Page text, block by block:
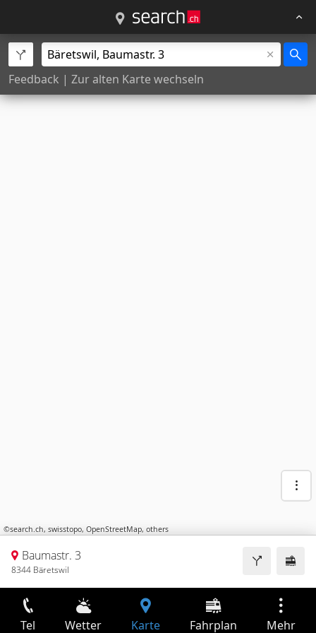
Feedback | Zur alten Karte wechseln
©search.ch, swisstopo, OpenStreetMap, others
Baumastr. 3
8344 Bäretswil
Tel Wetter Karte Fahrplan Mehr